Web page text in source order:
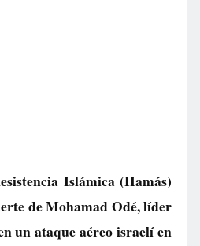
Islámica (Hamás)
de Mohamad Odé, líder
un ataque aéreo israelí en